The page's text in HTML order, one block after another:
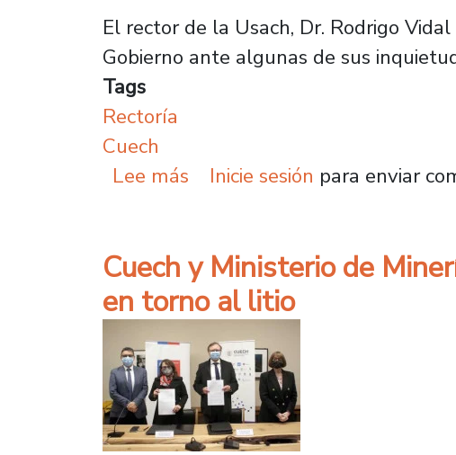
El rector de la Usach, Dr. Rodrigo
Gobierno ante algunas de sus
Tags
Rectoría
Cuech
Lee más sobre Rector Rodrigo Vidal
Inicie sesión para enviar
Cuech y Ministerio de
en torno al litio